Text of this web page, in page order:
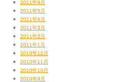
2011年6月
2011年5月
2011年4月
2011年3月
2011年2月
2011年1月
2010年12月
2010年11月
2010年10月
2010年9月